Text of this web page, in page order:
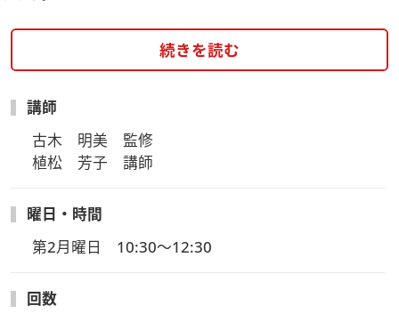
続きを読む
講師
古木　明美　監修
植松　芳子　講師
曜日・時間
第2月曜日　10:30～12:30
回数